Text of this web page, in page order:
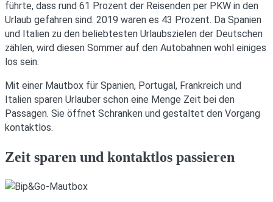
führte, dass rund 61 Prozent der Reisenden per PKW in den
Urlaub gefahren sind. 2019 waren es 43 Prozent. Da Spanien
und Italien zu den beliebtesten Urlaubszielen der Deutschen
zählen, wird diesen Sommer auf den Autobahnen wohl einiges
los sein.
Mit einer Mautbox für Spanien, Portugal, Frankreich und
Italien sparen Urlauber schon eine Menge Zeit bei den
Passagen. Sie öffnet Schranken und gestaltet den Vorgang
kontaktlos.
Zeit sparen und kontaktlos passieren